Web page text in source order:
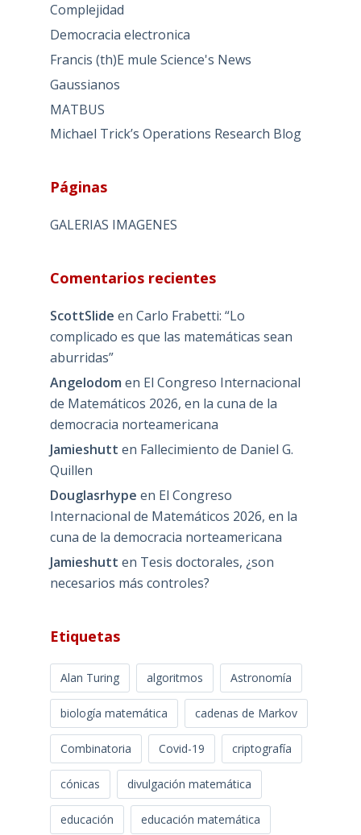
Complejidad
Democracia electronica
Francis (th)E mule Science's News
Gaussianos
MATBUS
Michael Trick’s Operations Research Blog
Páginas
GALERIAS IMAGENES
Comentarios recientes
ScottSlide en Carlo Frabetti: “Lo
complicado es que las matemáticas sean
aburridas”
Angelodom en El Congreso Internacional
de Matemáticos 2026, en la cuna de la
democracia norteamericana
Jamieshutt en Fallecimiento de Daniel G.
Quillen
Douglasrhype en El Congreso
Internacional de Matemáticos 2026, en la
cuna de la democracia norteamericana
Jamieshutt en Tesis doctorales, ¿son
necesarios más controles?
Etiquetas
Alan Turing algoritmos Astronomía
biología matemática cadenas de Markov
Combinatoria Covid-19 criptografía
cónicas divulgación matemática
educación educación matemática